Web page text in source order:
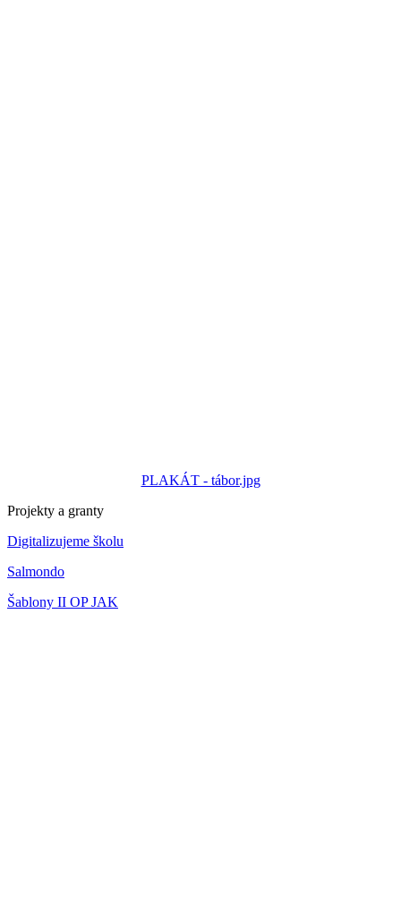
PLAKÁT - tábor.jpg
Projekty a granty
Digitalizujeme školu
Salmondo
Šablony II OP JAK